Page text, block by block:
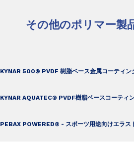
その他のポリマー製
KYNAR 500® PVDF 樹脂ベース金属コーティン
KYNAR AQUATEC® PVDF樹脂ベースコーティン
PEBAX POWERED® - スポーツ用途向けエラス